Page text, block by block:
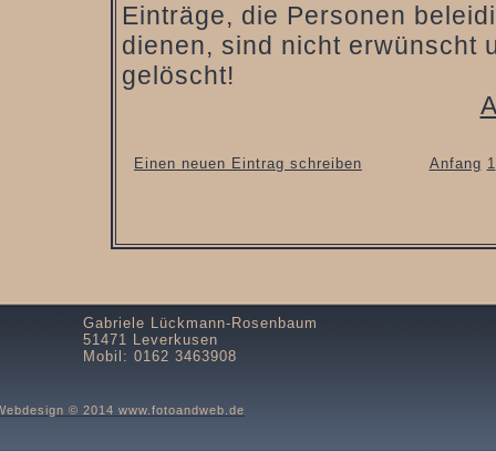
Einträge, die Personen
dienen, sind nicht erwünscht
gelöscht!
Einen neuen Eintrag schreiben Anfang 1
Gabriele Lückmann-Rosenbaum
51471 Leverkusen
Mobil: 0162 3463908
© 2014 www.fotoandweb.de